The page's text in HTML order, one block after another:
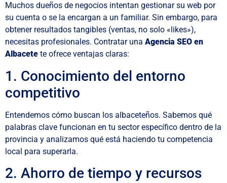
Muchos dueños de negocios intentan gestionar su web por
su cuenta o se la encargan a un familiar. Sin embargo, para
obtener resultados tangibles (ventas, no solo «likes»),
necesitas profesionales. Contratar una Agencia SEO en
Albacete te ofrece ventajas claras:
1. Conocimiento del entorno
competitivo
Entendemos cómo buscan los albaceteños. Sabemos qué
palabras clave funcionan en tu sector específico dentro de la
provincia y analizamos qué está haciendo tu competencia
local para superarla.
2. Ahorro de tiempo y recursos